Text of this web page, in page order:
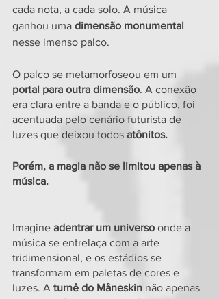
cada nota, a cada solo. A música
ganhou uma dimensão monumental
nesse imenso palco.
O palco se metamorfoseou em um
portal para outra dimensão. A conexão
era clara entre a banda e o público, foi
acentuada pelo cenário futurista de
luzes que deixou todos atônitos.
Porém, a magia não se limitou apenas à
música.
Imagine adentrar um universo onde a
música se entrelaça com a arte
tridimensional, e os estádios se
transformam em paletas de cores e
luzes. A turnê do Måneskin não apenas